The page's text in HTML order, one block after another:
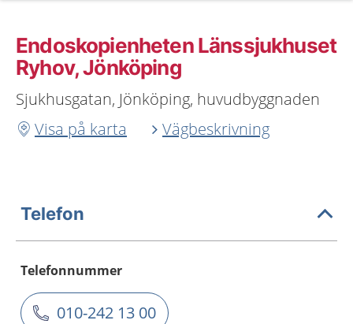
Endoskopienheten Länssjukhuset
Ryhov, Jönköping
Sjukhusgatan, Jönköping, huvudbyggnaden
Visa på karta
Vägbeskrivning
Telefon
Telefonnummer
010-242 13 00